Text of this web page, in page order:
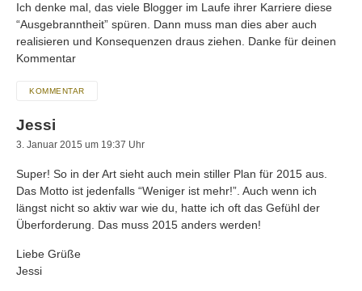
Ich denke mal, das viele Blogger im Laufe ihrer Karriere diese
“Ausgebranntheit” spüren. Dann muss man dies aber auch
realisieren und Konsequenzen draus ziehen. Danke für deinen
Kommentar
KOMMENTAR
Jessi
3. Januar 2015 um 19:37 Uhr
Super! So in der Art sieht auch mein stiller Plan für 2015 aus.
Das Motto ist jedenfalls “Weniger ist mehr!”. Auch wenn ich
längst nicht so aktiv war wie du, hatte ich oft das Gefühl der
Überforderung. Das muss 2015 anders werden!
Liebe Grüße
Jessi